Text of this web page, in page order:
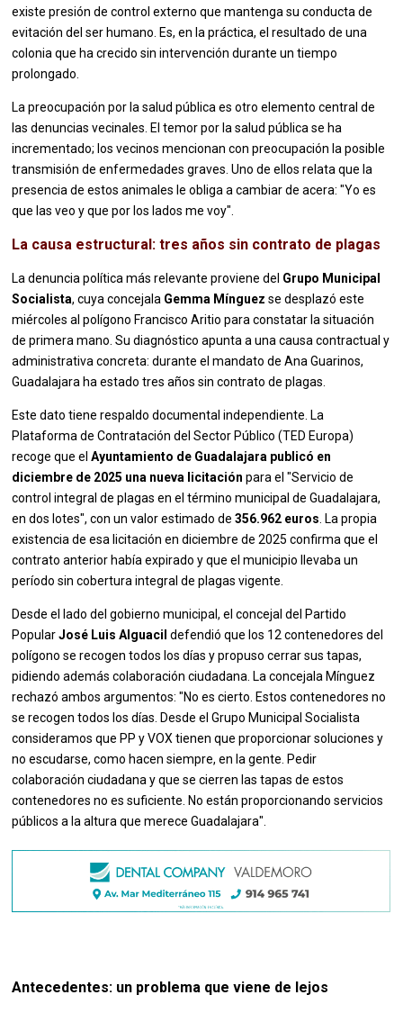
existe presión de control externo que mantenga su conducta de
evitación del ser humano. Es, en la práctica, el resultado de una
colonia que ha crecido sin intervención durante un tiempo
prolongado.
La preocupación por la salud pública es otro elemento central de
las denuncias vecinales. El temor por la salud pública se ha
incrementado; los vecinos mencionan con preocupación la posible
transmisión de enfermedades graves. Uno de ellos relata que la
presencia de estos animales le obliga a cambiar de acera: "Yo es
que las veo y que por los lados me voy".
La causa estructural: tres años sin contrato de plagas
La denuncia política más relevante proviene del Grupo Municipal
Socialista, cuya concejala Gemma Mínguez se desplazó este
miércoles al polígono Francisco Aritio para constatar la situación
de primera mano. Su diagnóstico apunta a una causa contractual y
administrativa concreta: durante el mandato de Ana Guarinos,
Guadalajara ha estado tres años sin contrato de plagas.
Este dato tiene respaldo documental independiente. La
Plataforma de Contratación del Sector Público (TED Europa)
recoge que elAyuntamiento de Guadalajara publicó en
diciembre de 2025 una nueva licitación para el "Servicio de
control integral de plagas en el término municipal de Guadalajara,
en dos lotes", con un valor estimado de356.962 euros. La propia
existencia de esa licitación en diciembre de 2025 confirma que el
contrato anterior había expirado y que el municipio llevaba un
período sin cobertura integral de plagas vigente.
Desde el lado del gobierno municipal, el concejal del Partido
PopularJosé Luis Alguacil defendió que los 12 contenedores del
polígono se recogen todos los días y propuso cerrar sus tapas,
pidiendo además colaboración ciudadana. La concejala Mínguez
rechazó ambos argumentos: "No es cierto. Estos contenedores no
se recogen todos los días. Desde el Grupo Municipal Socialista
consideramos que PP y VOX tienen que proporcionar soluciones y
no escudarse, como hacen siempre, en la gente. Pedir
colaboración ciudadana y que se cierren las tapas de estos
contenedores no es suficiente. No están proporcionando servicios
públicos a la altura que merece Guadalajara".
Antecedentes: un problema que viene de lejos